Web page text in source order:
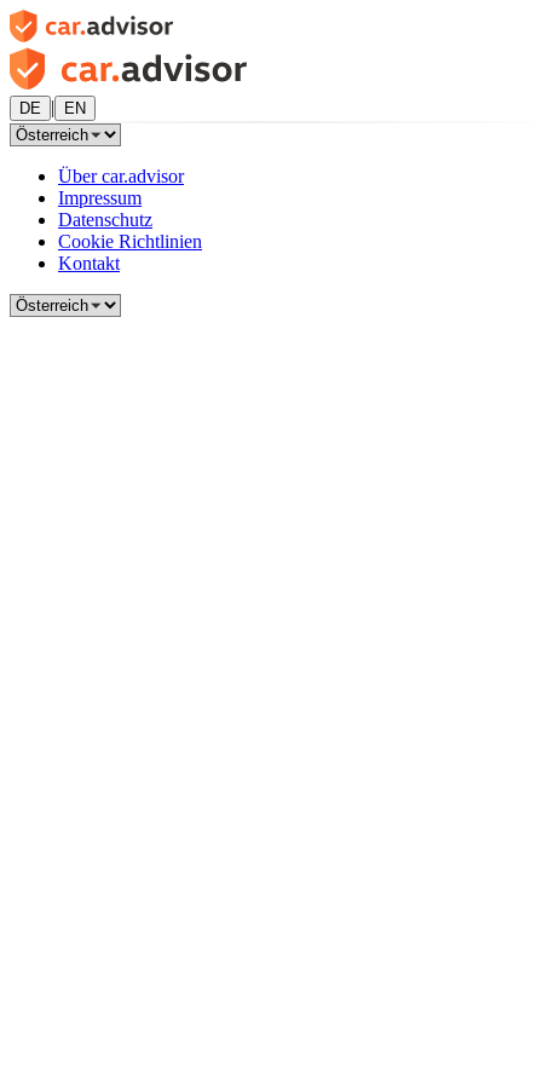
DE | EN
Über car.advisor
Impressum
Datenschutz
Cookie Richtlinien
Kontakt